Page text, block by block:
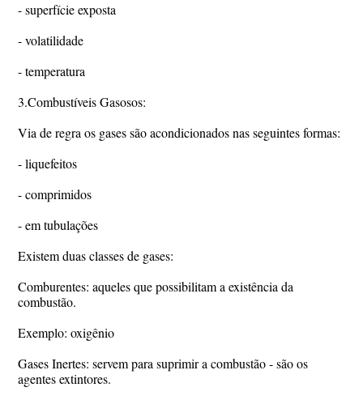
- superfície exposta
- volatilidade
- temperatura
3.Combustíveis Gasosos:
Via de regra os gases são acondicionados nas seguintes formas:
- liquefeitos
- comprimidos
- em tubulações
Existem duas classes de gases:
Comburentes: aqueles que possibilitam a existência da
combustão.
Exemplo: oxigênio
Gases Inertes: servem para suprimir a combustão - são os
agentes extintores.